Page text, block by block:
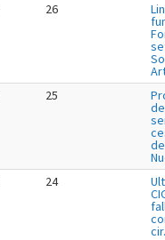
26
25
24